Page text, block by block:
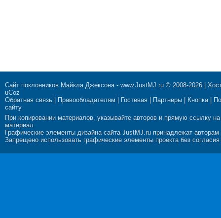
Сайт поклонников Майкла Джексона- www.JustMJ.ru © 2008-2026 |
uCoz
Обратная связь
Правообладателям Гостевая Партнеры Кнопка|
сайту
При копировании материалов, указывайте авторов и прямую ссылку на
материал
Графические элементы дизайна сайта JustMJ.ru принадлежат авторам
Запрещено использовать графические элементы проекта без согласия